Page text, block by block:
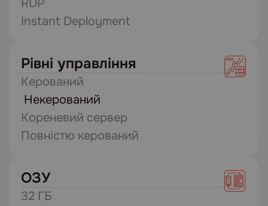
RDP
Instant Deployment
Рівні управління
Керований
Некерований
Кореневий сервер
Повністю керований
ОЗУ
32 ГБ